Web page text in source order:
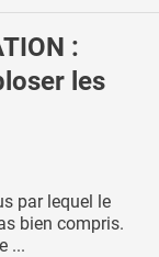
:
les
par lequel le
bien compris.
...